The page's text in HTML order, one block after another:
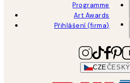
Programme
Art Awards
Přihlášení (firma)
CZEČESKÝ